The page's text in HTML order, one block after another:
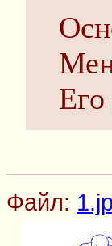
Файл: